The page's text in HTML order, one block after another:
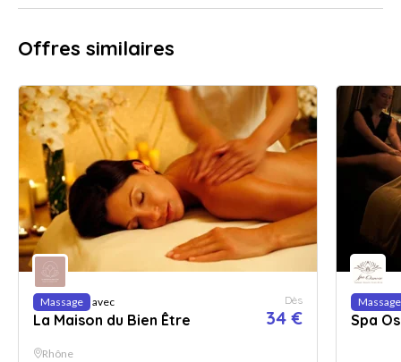
Offres similaires
Massage avec
La Maison du Bien Être
Dès
34 €
Rhône
Massage
Spa